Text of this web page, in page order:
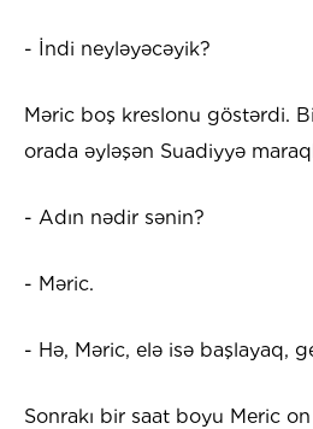
- İndi neyləyəcəyik?
Məric boş kreslonu göstərdi.
orada əyləşən Suadiyyə
- Adın nədir sənin?
- Məric.
- Hə, Məric, elə isə başlayaq,
Sonrakı bir saat boyu Meric